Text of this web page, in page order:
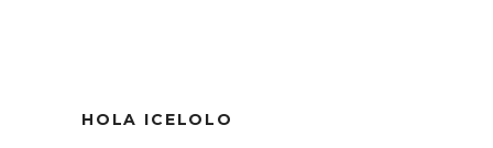
HOLA ICELOLO